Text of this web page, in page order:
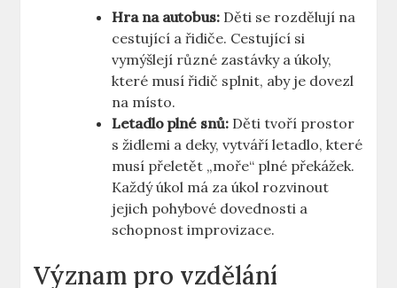
Hra na autobus: Děti se rozdělují na
cestující a řidiče. Cestující si
vymýšlejí různé zastávky a úkoly,
které musí řidič splnit, aby je dovezl
na místo.
Letadlo plné snů: Děti tvoří prostor
s židlemi a deky, vytváří letadlo, které
musí přeletět „moře“ plné překážek.
Každý úkol má za úkol rozvinout
jejich pohybové dovednosti a
schopnost improvizace.
Význam pro vzdělání